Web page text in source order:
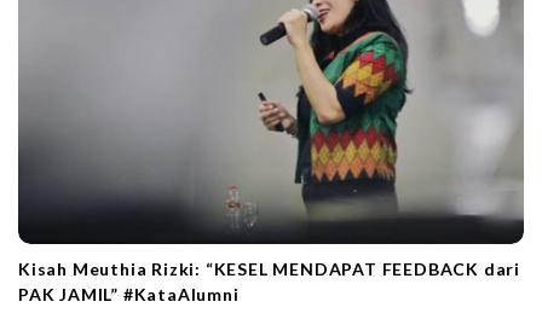
Kisah Meuthia Rizki: “KESEL MENDAPAT FEEDBACK dari
PAK JAMIL” #KataAlumni